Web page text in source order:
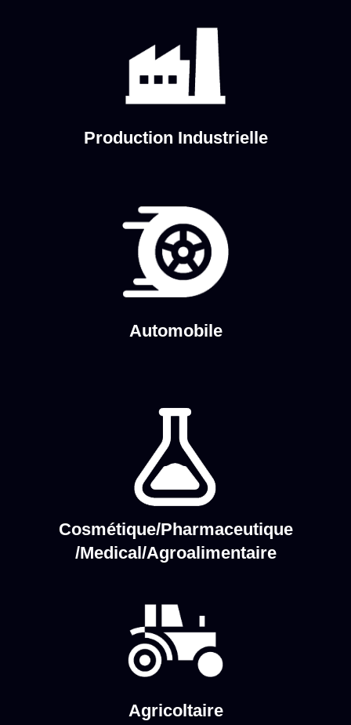
Production Industrielle
Automobile
Cosmétique/Pharmaceutique
/Medical/Agroalimentaire
Agricoltaire